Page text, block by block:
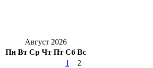
Август 2026
Пн Вт Ср Чт Пт Сб Вс
1
2